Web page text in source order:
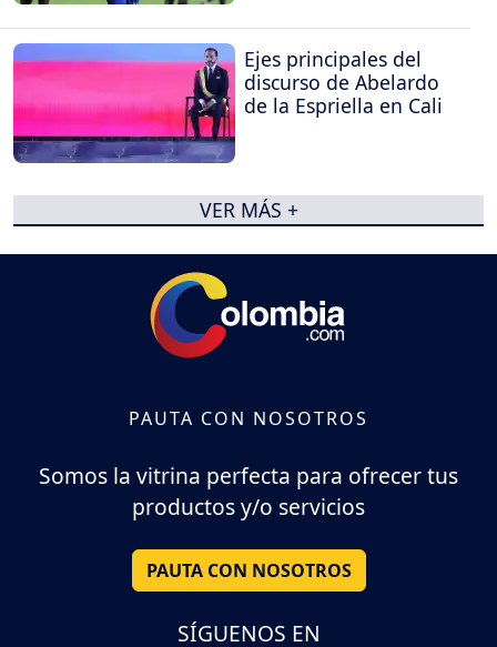
Ejes principales del
discurso de Abelardo
de la Espriella en Cali
VER MÁS +
PAUTA CON NOSOTROS
Somos la vitrina perfecta para ofrecer tus
productos y/o servicios
PAUTA CON NOSOTROS
SÍGUENOS EN